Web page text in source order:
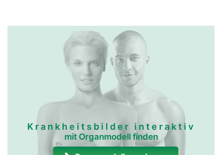
Krankheitsbilder interaktiv
mit Organmodell finden